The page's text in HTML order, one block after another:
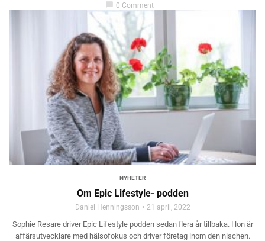
chat_bubble 0 Comment
NYHETER
Om Epic Lifestyle- podden
Daniel Henningsson 21 april, 2022
Sophie Resare driver Epic Lifestyle podden sedan flera år tillbaka. Hon är
affärsutvecklare med hälsofokus och driver företag inom den nischen.